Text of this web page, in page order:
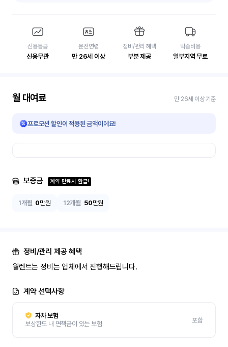
신용등급
신용무관
운전연령
만 26세 이상
정비/관리 혜택
부분 제공
탁송비용
일부지역 무료
월 대여료 만 26세 이상 기준
프로모션 할인이 적용된 금액이에요!
보증금 계약 만료시 환급!
1개월 0만원 12개월 50만원
정비/관리 제공 혜택
월렌트는 정비는 업체에서 진행해드립니다.
계약 선택사항
자차 보험
보상한도 내 면책금이 있는 보험
포함